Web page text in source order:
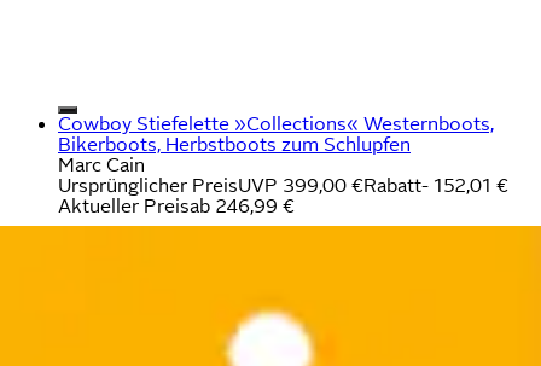
Cowboy Stiefelette »Collections« Westernboots,
Bikerboots, Herbstboots zum Schlupfen
Marc Cain
Ursprünglicher PreisUVP 399,00 €Rabatt- 152,01 €
Aktueller Preisab 246,99 €